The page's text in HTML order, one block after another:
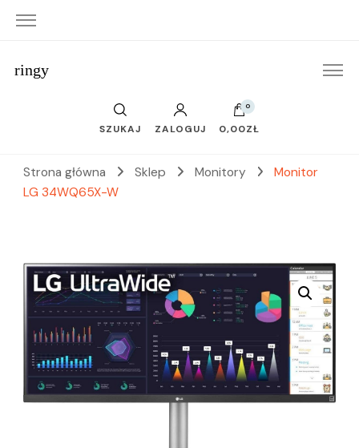
ringy
SZUKAJ ZALOGUJ
0
0,00ZŁ
Strona główna Sklep Monitory
Monitor
LG 34WQ65X-W